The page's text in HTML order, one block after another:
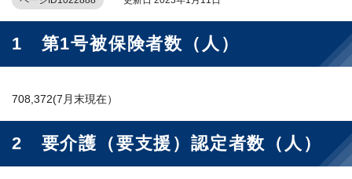
1 第1号被保険者数（人）
708,372(7月末現在）
2 要介護（要支援）認定者数（人）